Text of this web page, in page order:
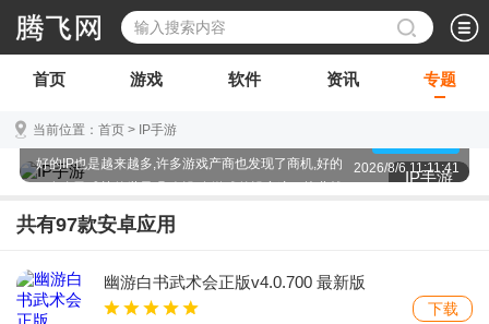
首页 游戏 软件 资讯 专题
当前位置： 首页 > IP手游
IP手游
观,人设,剧情构成了他的IP,这就是IP.随着时代的发展,
好的IP也是越来越多,许多游戏产商也发现了商机,好的
IP有自己成熟的世界观,人设,在游戏的设定这一块儿就
粉丝玩家,他们未必喜欢游戏,但是他们喜爱这个IP.IP手
欢的角色,还有与之相关的剧情.那么一起进入IP手游的
世界,感受IP带来的独特魅力.
2026/8/6 11:11:41
共有97款安卓应用
幽游白书武术会正版v4.0.700 最新版
下载